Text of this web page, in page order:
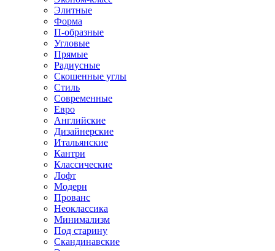
Элитные
Форма
П-образные
Угловые
Прямые
Радиусные
Скошенные углы
Стиль
Современные
Евро
Английские
Дизайнерские
Итальянские
Кантри
Классические
Лофт
Модерн
Прованс
Неоклассика
Минимализм
Под старину
Скандинавские